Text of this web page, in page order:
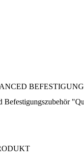
Befestigungszubehör